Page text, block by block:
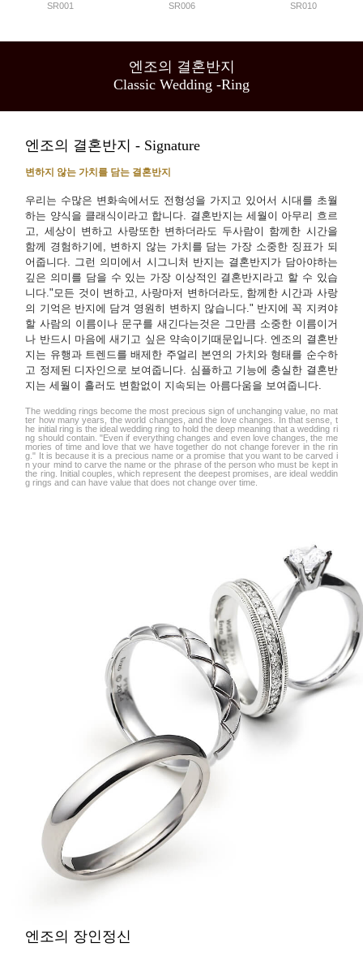
SR001 SR006 SR010
엔조의 결혼반지
Classic Wedding -Ring
엔조의 결혼반지 - Signature
변하지 않는 가치를 담는 결혼반지
우리는 수많은 변화속에서도 전형성을 가지고 있어서 시대를 초월
하는 양식을 클래식이라고 합니다. 결혼반지는 세월이 아무리 흐르
고, 세상이 변하고 사랑또한 변하더라도 두사람이 함께한 시간을
함께 경험하기에, 변하지 않는 가치를 담는 가장 소중한 징표가 되
어줍니다. 그런 의미에서 시그니처 반지는 결혼반지가 담아야하는
깊은 의미를 담을 수 있는 가장 이상적인 결혼반지라고 할 수 있습
니다."모든 것이 변하고, 사랑마저 변하더라도, 함께한 시간과 사랑
의 기억은 반지에 담겨 영원히 변하지 않습니다." 반지에 꼭 지켜야
할 사람의 이름이나 문구를 새긴다는것은 그만큼 소중한 이름이거
나 반드시 마음에 새기고 싶은 약속이기때문입니다. 엔조의 결혼반
지는 유행과 트렌드를 배제한 주얼리 본연의 가치와 형태를 순수하
고 정제된 디자인으로 보여줍니다. 심플하고 기능에 충실한 결혼반
지는 세월이 흘러도 변함없이 지속되는 아름다움을 보여줍니다.
The wedding rings become the most precious sign of unchanging value, no mat
ter how many years, the world changes, and the love changes. In that sense, t
he initial ring is the ideal wedding ring to hold the deep meaning that a wedding ri
ng should contain. "Even if everything changes and even love changes, the me
mories of time and love that we have together do not change forever in the rin
g." It is because it is a precious name or a promise that you want to be carved i
n your mind to carve the name or the phrase of the person who must be kept in
the ring. Initial couples, which represent the deepest promises, are ideal weddin
g rings and can have value that does not change over time.
엔조의 장인정신